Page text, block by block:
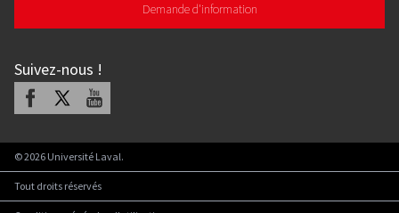
Demande d'information
Suivez-nous !
Facebook Youtube
©2026 Université Laval.
Tout droits réservés